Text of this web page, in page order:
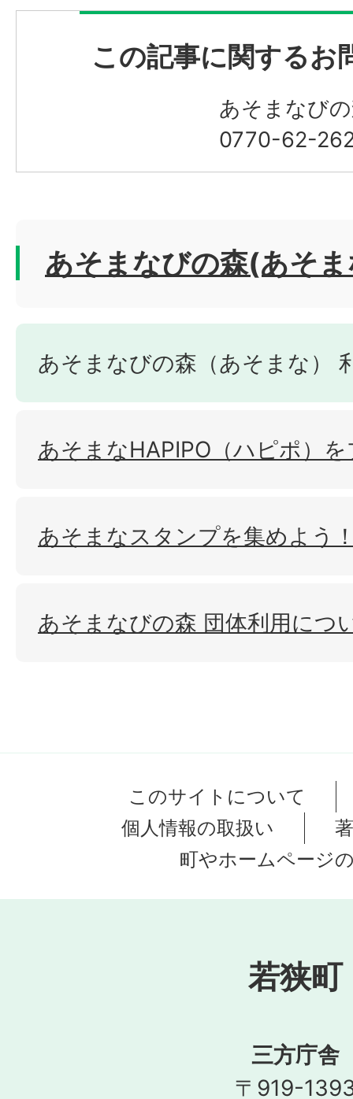
この記事に関するお
あそまなび
0770-62-
あそまなびの森(あそ
あそまなびの森（あそまな）
あそまなHAPIPO（ハピポ）
あそまなスタンプを集めよう
あそまなびの森 団体利用につ
このサイトについて
個人情報の取扱い
町やホームページ
若狭町
三方庁舎
〒919-